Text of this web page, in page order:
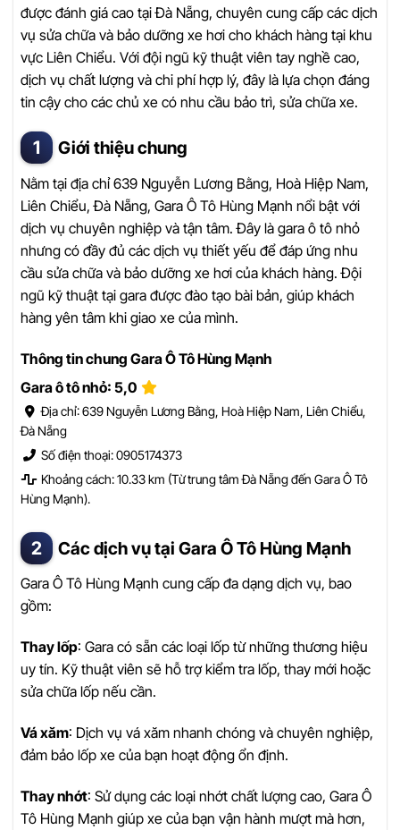
được đánh giá cao tại Đà Nẵng, chuyên cung cấp các dịch
vụ sửa chữa và bảo dưỡng xe hơi cho khách hàng tại khu
vực Liên Chiểu. Với đội ngũ kỹ thuật viên tay nghề cao,
dịch vụ chất lượng và chi phí hợp lý, đây là lựa chọn đáng
tin cậy cho các chủ xe có nhu cầu bảo trì, sửa chữa xe.
Giới thiệu chung
Nằm tại địa chỉ 639 Nguyễn Lương Bằng, Hoà Hiệp Nam,
Liên Chiểu, Đà Nẵng, Gara Ô Tô Hùng Mạnh nổi bật với
dịch vụ chuyên nghiệp và tận tâm. Đây là gara ô tô nhỏ
nhưng có đầy đủ các dịch vụ thiết yếu để đáp ứng nhu
cầu sửa chữa và bảo dưỡng xe hơi của khách hàng. Đội
ngũ kỹ thuật tại gara được đào tạo bài bản, giúp khách
hàng yên tâm khi giao xe của mình.
Thông tin chung Gara Ô Tô Hùng Mạnh
Gara ô tô nhỏ: 5,0
Địa chỉ: 639 Nguyễn Lương Bằng, Hoà Hiệp Nam, Liên Chiểu,
Đà Nẵng
Số điện thoại: 0905174373
Khoảng cách: 10.33 km (Từ trung tâm Đà Nẵng đến Gara Ô Tô
Hùng Mạnh).
Các dịch vụ tại Gara Ô Tô Hùng Mạnh
Gara Ô Tô Hùng Mạnh cung cấp đa dạng dịch vụ, bao
gồm:
Thay lốp: Gara có sẵn các loại lốp từ những thương hiệu
uy tín. Kỹ thuật viên sẽ hỗ trợ kiểm tra lốp, thay mới hoặc
sửa chữa lốp nếu cần.
Vá xăm: Dịch vụ vá xăm nhanh chóng và chuyên nghiệp,
đảm bảo lốp xe của bạn hoạt động ổn định.
Thay nhớt: Sử dụng các loại nhớt chất lượng cao, Gara Ô
Tô Hùng Mạnh giúp xe của bạn vận hành mượt mà hơn,